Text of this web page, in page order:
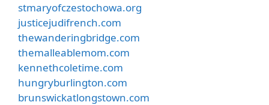
stmaryofczestochowa.org
justicejudifrench.com
thewanderingbridge.com
themalleablemom.com
kennethcoletime.com
hungryburlington.com
brunswickatlongstown.com